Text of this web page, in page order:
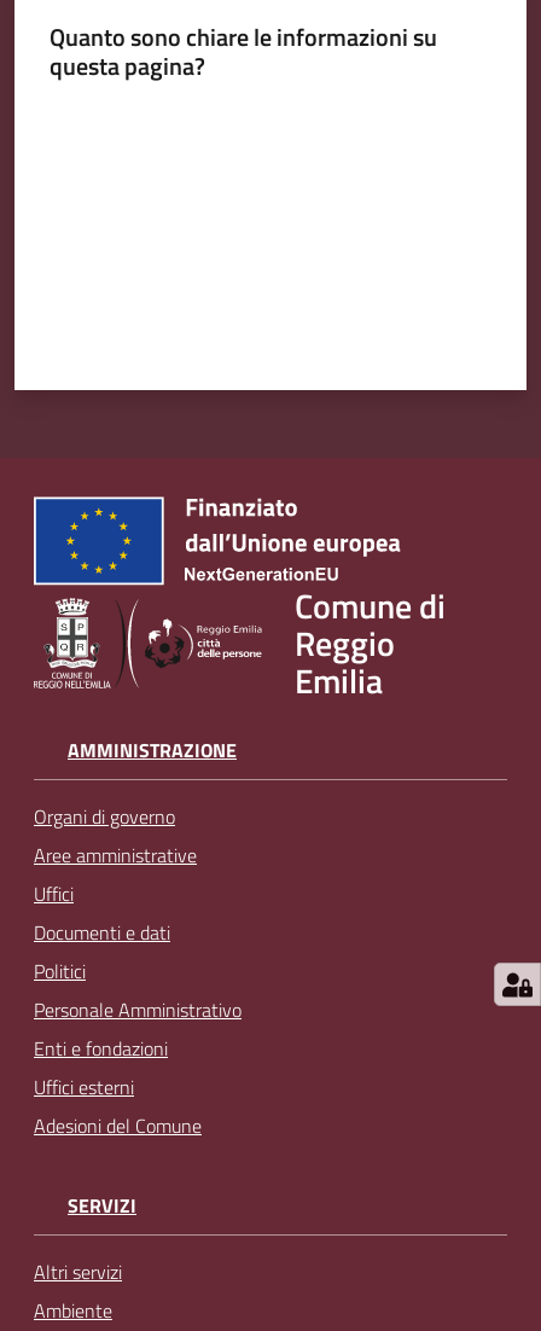
Quanto sono chiare le informazioni su
questa pagina?
Comune di
Reggio
Emilia
AMMINISTRAZIONE
Organi di governo
Aree amministrative
Uffici
Documenti e dati
Politici
Personale Amministrativo
Enti e fondazioni
Uffici esterni
Adesioni del Comune
SERVIZI
Altri servizi
Ambiente